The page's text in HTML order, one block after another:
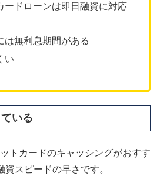
ードローンは即日融資に対応
は無利息期間がある
い
いる
トカードのキャッシングがおすす
スピードの早さです。